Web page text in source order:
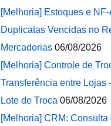
[Melhoria] Estoques e
Duplicatas Vencidas no
Mercadorias 06/08/2026
[Melhoria] Controle de
Transferência entre Lojas
Lote de Troca 06/08/2026
[Melhoria] CRM: